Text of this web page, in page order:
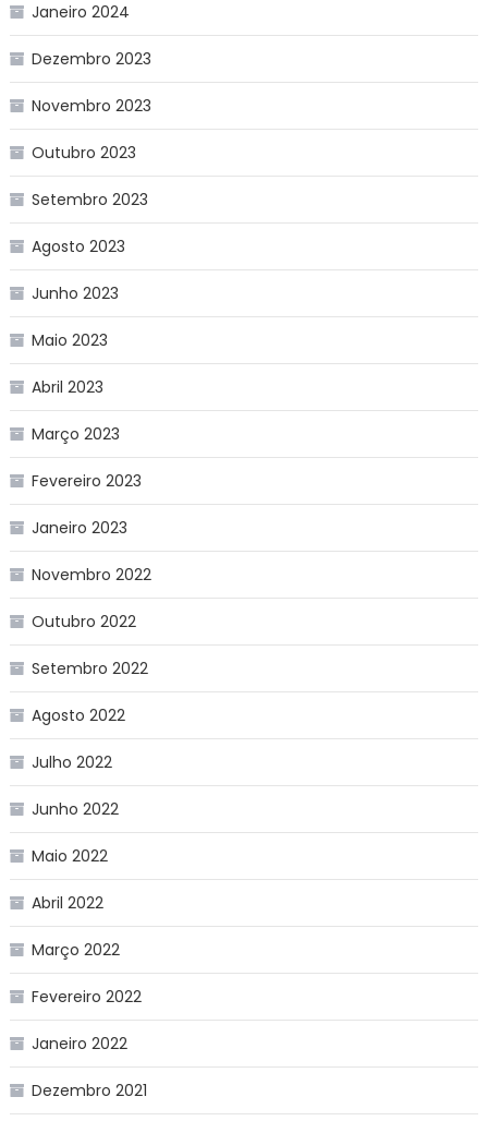
Janeiro 2024
Dezembro 2023
Novembro 2023
Outubro 2023
Setembro 2023
Agosto 2023
Junho 2023
Maio 2023
Abril 2023
Março 2023
Fevereiro 2023
Janeiro 2023
Novembro 2022
Outubro 2022
Setembro 2022
Agosto 2022
Julho 2022
Junho 2022
Maio 2022
Abril 2022
Março 2022
Fevereiro 2022
Janeiro 2022
Dezembro 2021